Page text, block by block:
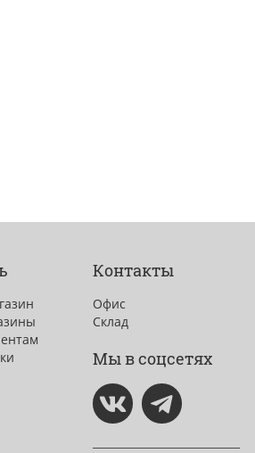
Контакты
Офис
Склад
Мы в соцсетях